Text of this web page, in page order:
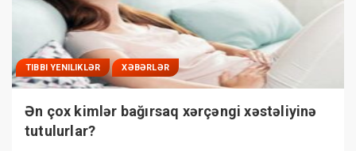
TIBBI YENILIKLƏR XƏBƏRLƏR
Ən çox kimlər bağırsaq xərçəngi xəstəliyinə
tutulurlar?